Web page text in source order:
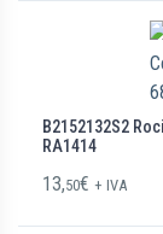
B2152132S2
RA1414
13,50€ + IVA